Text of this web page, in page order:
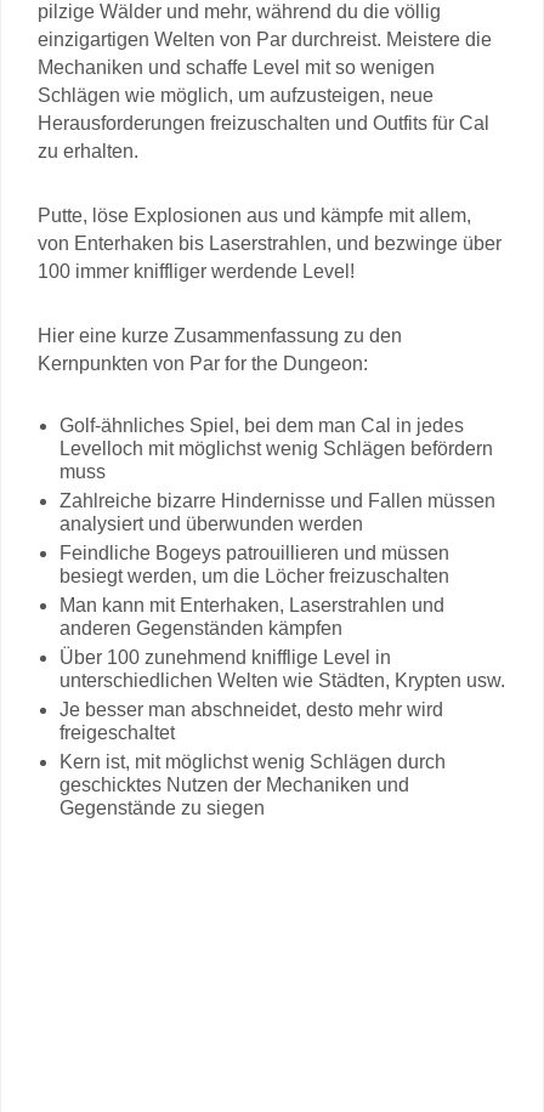
pilzige Wälder und mehr, während du die völlig
einzigartigen Welten von Par durchreist. Meistere die
Mechaniken und schaffe Level mit so wenigen
Schlägen wie möglich, um aufzusteigen, neue
Herausforderungen freizuschalten und Outfits für Cal
zu erhalten.
Putte, löse Explosionen aus und kämpfe mit allem,
von Enterhaken bis Laserstrahlen, und bezwinge über
100 immer kniffliger werdende Level!
Hier eine kurze Zusammenfassung zu den
Kernpunkten von Par for the Dungeon:
Golf-ähnliches Spiel, bei dem man Cal in jedes
Levelloch mit möglichst wenig Schlägen befördern
muss
Zahlreiche bizarre Hindernisse und Fallen müssen
analysiert und überwunden werden
Feindliche Bogeys patrouillieren und müssen
besiegt werden, um die Löcher freizuschalten
Man kann mit Enterhaken, Laserstrahlen und
anderen Gegenständen kämpfen
Über 100 zunehmend knifflige Level in
unterschiedlichen Welten wie Städten, Krypten usw.
Je besser man abschneidet, desto mehr wird
freigeschaltet
Kern ist, mit möglichst wenig Schlägen durch
geschicktes Nutzen der Mechaniken und
Gegenstände zu siegen